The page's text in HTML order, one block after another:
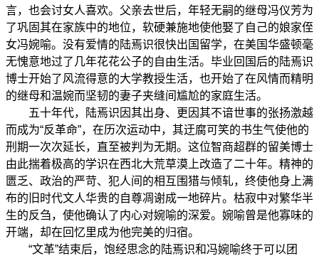
言，也会讨女人喜欢。父亲去世后，年轻无嗣的继母冯仪芳为
了巩固其在家族中的地位，软硬兼施地使他娶了自己的娘家侄
女冯婉喻。没有爱情的陆焉识很快出国留学，在美国华盛顿毫
无愧意地过了几年花花公子的自由生活。毕业回国后的陆焉识
博士开始了风流得意的大学教授生活，也开始了在风情而精明
的继母和温婉而坚韧的妻子夹缝间尴尬的家庭生活。
五十年代，陆焉识因其出身、更因其不谙世事的张扬激越
而成为“反革命”，在历次运动中，其迂腐可笑的书生气使他的
刑期一次次延长，直至被判为无期。这位智商超群的留美博士
由此揣着极高的学识在西北大荒草漠上改造了二十年。精神的
匮乏、政治的严苛、犯人间的相互围猎与倾轧，终使他身上满
布的旧时代文人华贵的自尊凋谢成一地碎片。枯寂中对繁华半
生的反刍，使他确认了内心对婉喻的深爱。婉喻曾是他寡味的
开端，却在回忆里成为他完美的归宿。
“文革”结束后，饱经思念的陆焉识和冯婉喻终于可以团